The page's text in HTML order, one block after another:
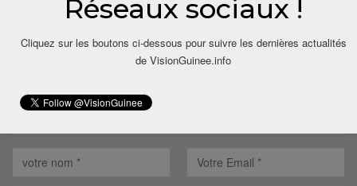
Réseaux sociaux !
Cliquez sur les boutons ci-dessous pour suivre les dernières actualités
de VisionGuinee.info